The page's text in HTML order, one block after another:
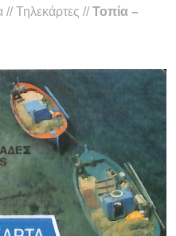
//Τηλεκάρτες //Τοπία –